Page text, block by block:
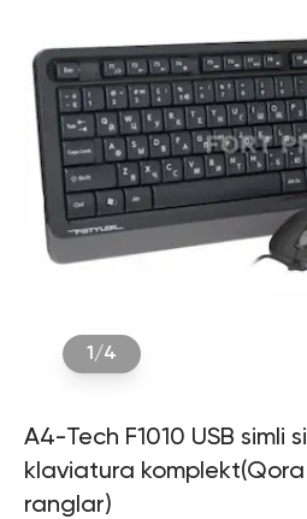
1 /4
A4-Tech F1010 USB simli
klaviatura
ranglar)